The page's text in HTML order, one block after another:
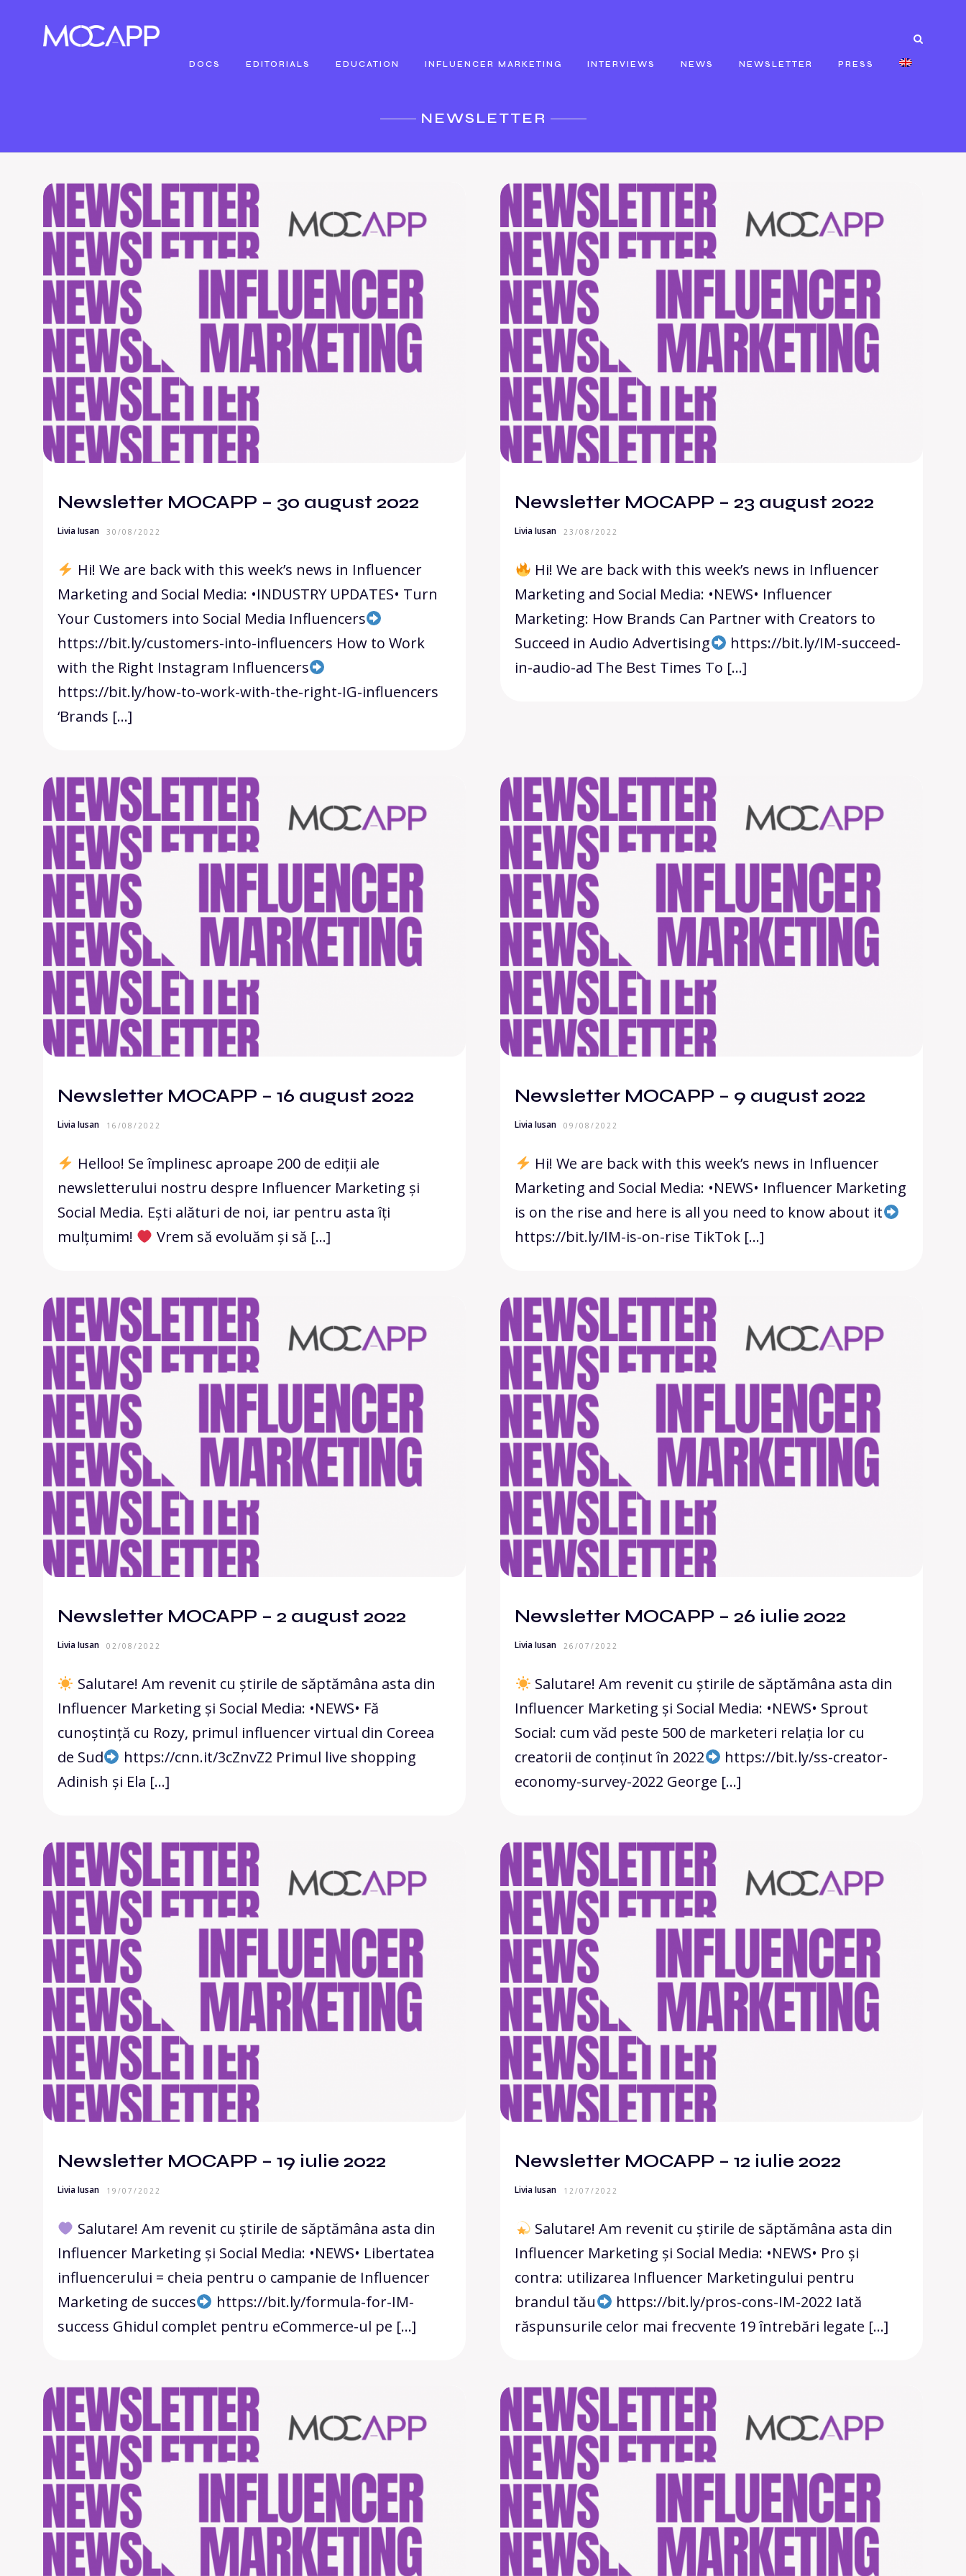
DOCS EDITORIALS EDUCATION INFLUENCER MARKETING INTERVIEWS NEWS NEWSLETTER PRESS
NEWSLETTER
Newsletter MOCAPP – 30 august 2022
Livia Iusan 30/08/2022
Hi! We are back with this week’s news in Influencer
Marketing and Social Media: •INDUSTRY UPDATES• Turn
Your Customers into Social Media Influencers
https://bit.ly/customers-into-influencers How to Work
with the Right Instagram Influencers
https://bit.ly/how-to-work-with-the-right-IG-influencers
‘Brands […]
Newsletter MOCAPP – 23 august 2022
Livia Iusan 23/08/2022
Hi! We are back with this week’s news in Influencer
Marketing and Social Media: •NEWS• Influencer
Marketing: How Brands Can Partner with Creators to
Succeed in Audio Advertising
https://bit.ly/IM-succeed-
in-audio-ad The Best Times To […]
Newsletter MOCAPP – 16 august 2022
Livia Iusan 16/08/2022
Helloo! Se împlinesc aproape 200 de ediții ale
newsletterului nostru despre Influencer Marketing și
Social Media. Ești alături de noi, iar pentru asta îți
mulțumim!
Vrem să evoluăm și să […]
Newsletter MOCAPP – 9 august 2022
Livia Iusan 09/08/2022
Hi! We are back with this week’s news in Influencer
Marketing and Social Media: •NEWS• Influencer Marketing
is on the rise and here is all you need to know about it
https://bit.ly/IM-is-on-rise TikTok […]
Newsletter MOCAPP – 2 august 2022
Livia Iusan 02/08/2022
Salutare! Am revenit cu știrile de săptămâna asta din
Influencer Marketing și Social Media: •NEWS• Fă
cunoștință cu Rozy, primul influencer virtual din Coreea
de Sud
https://cnn.it/3cZnvZ2 Primul live shopping
Adinish și Ela […]
Newsletter MOCAPP – 26 iulie 2022
Livia Iusan 26/07/2022
Salutare! Am revenit cu știrile de săptămâna asta din
Influencer Marketing și Social Media: •NEWS• Sprout
Social: cum văd peste 500 de marketeri relația lor cu
creatorii de conținut în 2022
https://bit.ly/ss-creator-
economy-survey-2022 George […]
Newsletter MOCAPP – 19 iulie 2022
Livia Iusan 19/07/2022
Salutare! Am revenit cu știrile de săptămâna asta din
Influencer Marketing și Social Media: •NEWS• Libertatea
influencerului = cheia pentru o campanie de Influencer
Marketing de succes
https://bit.ly/formula-for-IM-
success Ghidul complet pentru eCommerce-ul pe […]
Newsletter MOCAPP – 12 iulie 2022
Livia Iusan 12/07/2022
Salutare! Am revenit cu știrile de săptămâna asta din
Influencer Marketing și Social Media: •NEWS• Pro și
contra: utilizarea Influencer Marketingului pentru
brandul tău
https://bit.ly/pros-cons-IM-2022 Iată
răspunsurile celor mai frecvente 19 întrebări legate […]